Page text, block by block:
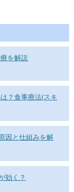
を解説
？食事療法(スキ
因と仕組みを解
効く？